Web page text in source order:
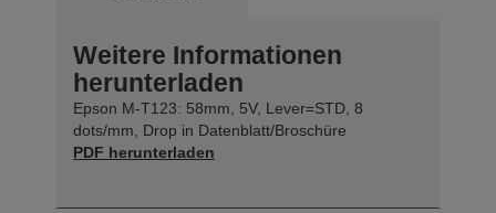
Weitere Informationen
herunterladen
Epson M-T123: 58mm, 5V, Lever=STD, 8
dots/mm, Drop in Datenblatt/Broschüre
PDF herunterladen